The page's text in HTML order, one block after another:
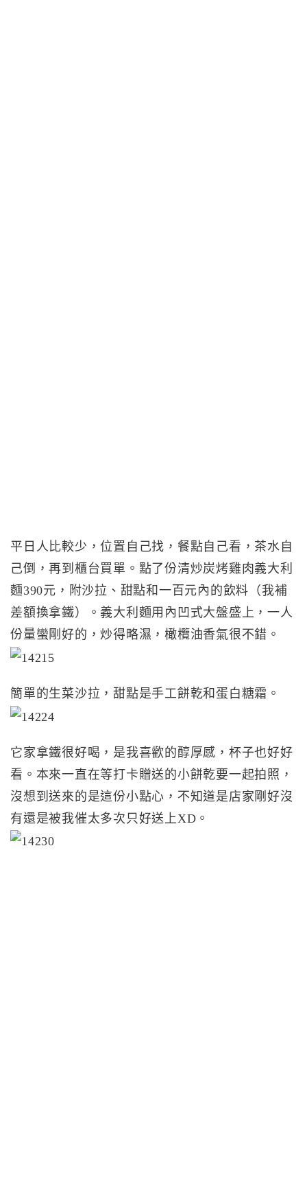
平日人比較少，位置自己找，餐點自己看，茶水自
己倒，再到櫃台買單。點了份清炒炭烤雞肉義大利
麵390元，附沙拉、甜點和一百元內的飲料（我補
差額換拿鐵）。義大利麵用內凹式大盤盛上，一人
份量蠻剛好的，炒得略濕，橄欖油香氣很不錯。
簡單的生菜沙拉，甜點是手工餅乾和蛋白糖霜。
它家拿鐵很好喝，是我喜歡的醇厚感，杯子也好好
看。本來一直在等打卡贈送的小餅乾要一起拍照，
沒想到送來的是這份小點心，不知道是店家剛好沒
有還是被我催太多次只好送上XD。